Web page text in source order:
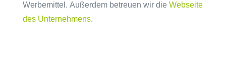
Werbemittel. Außerdem betreuen wir die Webseite
des Unternehmens.